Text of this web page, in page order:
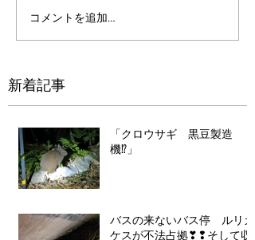
コメントを追加…
新着記事
「クロウサギ 黒豆製造
機⁉」
バスの来ないバス停 ルリカ
ケスが不法占拠❣❢そして収